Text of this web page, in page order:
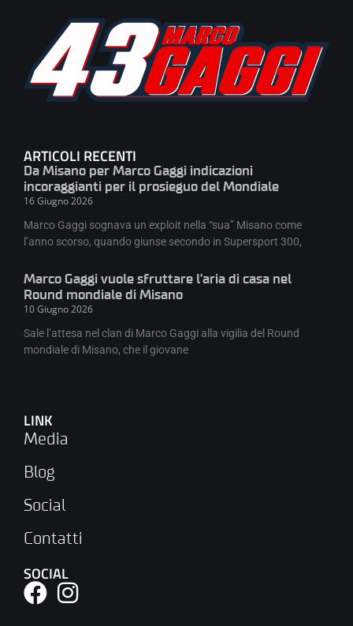
ARTICOLI RECENTI
Da Misano per Marco Gaggi indicazioni
incoraggianti per il prosieguo del Mondiale
16 Giugno 2026
Marco Gaggi sognava un exploit nella “sua” Misano come
l’anno scorso, quando giunse secondo in Supersport 300,
Marco Gaggi vuole sfruttare l’aria di casa nel
Round mondiale di Misano
10 Giugno 2026
Sale l’attesa nel clan di Marco Gaggi alla vigilia del Round
mondiale di Misano, che il giovane
LINK
Media
Blog
Social
Contatti
SOCIAL